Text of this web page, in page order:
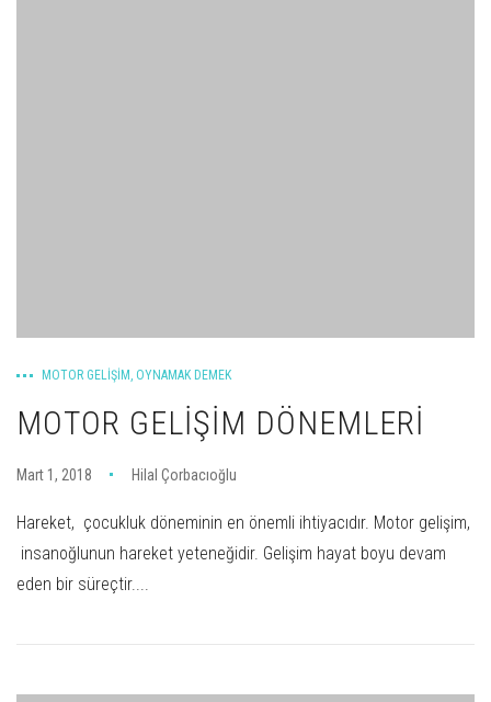
MOTOR GELIŞIM , OYNAMAK DEMEK
MOTOR GELIŞIM DÖNEMLERI
Mart 1, 2018 Hilal Çorbacıoğlu
Hareket, çocukluk döneminin en önemli ihtiyacıdır. Motor gelişim,
insanoğlunun hareket yeteneğidir. Gelişim hayat boyu devam
eden bir süreçtir....